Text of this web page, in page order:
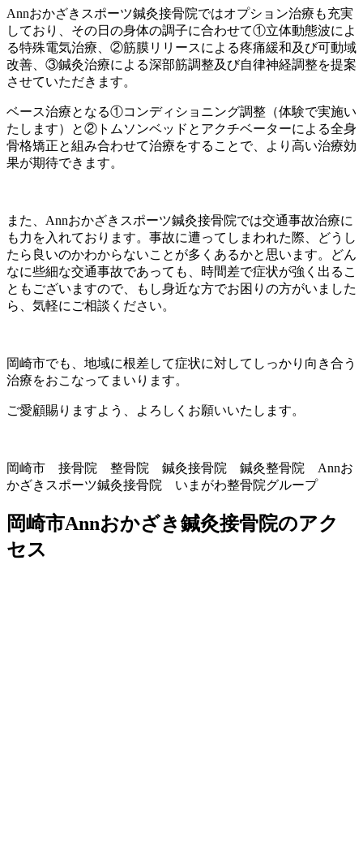
Annおかざきスポーツ鍼灸接骨院ではオプション治療も充実
しており、その日の身体の調子に合わせて①立体動態波によ
る特殊電気治療、②筋膜リリースによる疼痛緩和及び可動域
改善、③鍼灸治療による深部筋調整及び自律神経調整を提案
させていただきます。
ベース治療となる①コンディショニング調整（体験で実施い
たします）と②トムソンベッドとアクチベーターによる全身
骨格矯正と組み合わせて治療をすることで、より高い治療効
果が期待できます。
また、Annおかざきスポーツ鍼灸接骨院では交通事故治療に
も力を入れております。事故に遭ってしまわれた際、どうし
たら良いのかわからないことが多くあるかと思います。どん
なに些細な交通事故であっても、時間差で症状が強く出るこ
ともございますので、もし身近な方でお困りの方がいました
ら、気軽にご相談ください。
岡崎市でも、地域に根差して症状に対してしっかり向き合う
治療をおこなってまいります。
ご愛顧賜りますよう、よろしくお願いいたします。
岡崎市 接骨院 整骨院 鍼灸接骨院 鍼灸整骨院 Annお
かざきスポーツ鍼灸接骨院 いまがわ整骨院グループ
岡崎市Annおかざき鍼灸接骨院のアク
セス